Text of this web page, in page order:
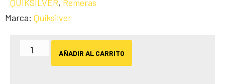
QUIKSILVER, Remeras
Marca: Quiksilver
AÑADIR AL CARRITO